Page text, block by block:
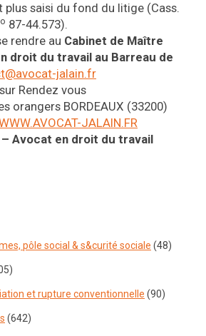
plus saisi du fond du litige (Cass.
o 87-44.573).
rendre au Cabinet de Maître
droit du travail au Barreau de
jalain.fr
Rendez vous
orangers BORDEAUX (33200)
JALAIN.FR
Avocat en droit du travail
pôle social & s&curité sociale (48)
et rupture conventionnelle (90)
(642)